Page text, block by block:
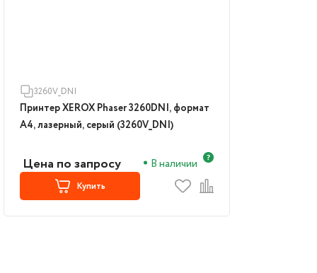
3260V_DNI
Принтер XEROX Phaser 3260DNI, формат
A4, лазерный, серый (3260V_DNI)
Цена по запросу В наличии
Купить